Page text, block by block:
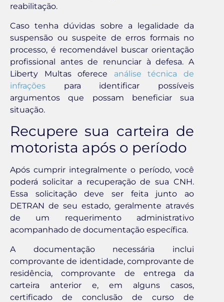
reabilitação.
Caso tenha dúvidas sobre a legalidade da
suspensão ou suspeite de erros formais no
processo, é recomendável buscar orientação
profissional antes de renunciar à defesa. A
Liberty Multas oferece análise técnica de
infrações para identificar possíveis
argumentos que possam beneficiar sua
situação.
Recupere sua carteira de
motorista após o período
Após cumprir integralmente o período, você
poderá solicitar a recuperação de sua CNH.
Essa solicitação deve ser feita junto ao
DETRAN de seu estado, geralmente através
de um requerimento administrativo
acompanhado de documentação específica.
A documentação necessária inclui
comprovante de identidade, comprovante de
residência, comprovante de entrega da
carteira anterior e, em alguns casos,
certificado de conclusão de curso de